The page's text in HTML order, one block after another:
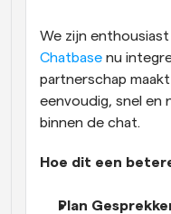
Supercharged
Workflow
Automatiseer
Blijf op de
Instant
Chatbase nu
partnerschap
eenvoudig, snel en
binnen de chat.
Hoe dit een
Plan